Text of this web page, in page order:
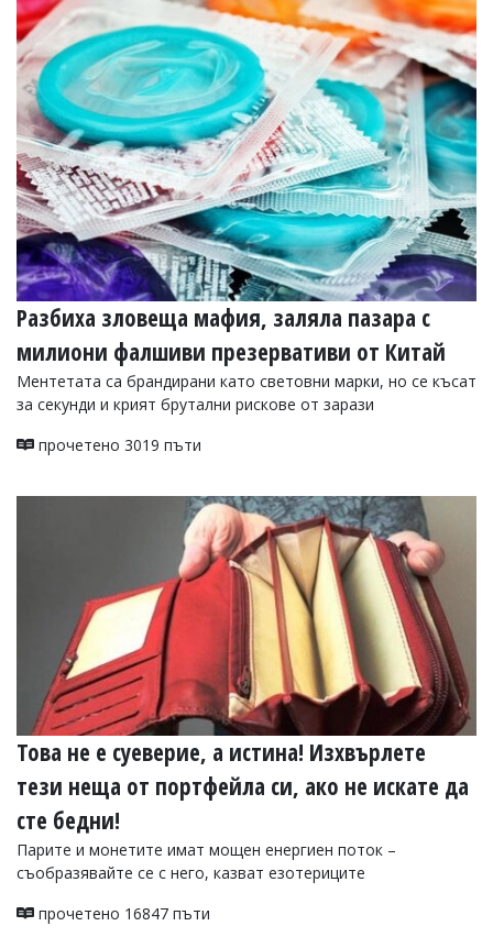
УКРАЙНА
СПОРТ
РАЗСЛЕДВАНЕ
БИЗНЕС
ЮГ
Управители:
Веселин
Василев,
email:
v.vasilev@flagman.bg
Катя
Касабова,
k.kassabova@flagman.bg
Главен
редактор:
Колев,
email:
читателите
редакцията
носи
отговорност
за
Ако
откриете
обиден
за
вас
моля
Разбиха зловеща мафия, заляла пазара с
милиони фалшиви презервативи от Китай
Ментетата са брандирани като световни марки, но се късат
за секунди и крият брутални рискове от зарази
прочетено 3019 пъти
Това не е суеверие, а истина! Изхвърлете
тези неща от портфейла си, ако не искате да
сте бедни!
Парите и монетите имат мощен енергиен поток –
съобразявайте се с него, казват езотериците
прочетено 16847 пъти